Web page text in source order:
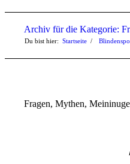
Archiv für die Kategorie:
Du bist hier: Startseite /
Fragen, Mythen,